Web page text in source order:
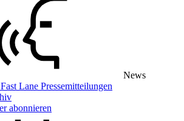
News
Lane Pressemitteilungen
abonnieren